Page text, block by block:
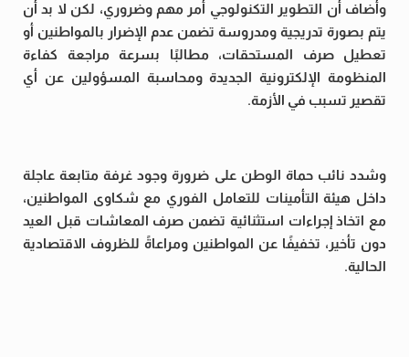
وأضاف أن التطوير التكنولوجي أمر مهم وضروري، لكن لا بد أن
يتم بصورة تدريجية ومدروسة تضمن عدم الإضرار بالمواطنين أو
تعطيل صرف المستحقات، مطالبًا بسرعة مراجعة كفاءة
المنظومة الإلكترونية الجديدة ومحاسبة المسؤولين عن أي
تقصير تسبب في الأزمة.
وشدد نائب حماة الوطن على ضرورة وجود غرفة متابعة عاجلة
داخل هيئة التأمينات للتعامل الفوري مع شكاوى المواطنين،
مع اتخاذ إجراءات استثنائية تضمن صرف المعاشات قبل العيد
دون تأخير، تخفيفًا عن المواطنين ومراعاةً للظروف الاقتصادية
الحالية.